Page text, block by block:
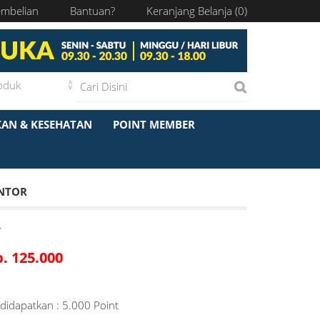
Bantuan? Keranjang Belanja (0)
& KESEHATAN POINT MEMBER
125.000
: 5.000 Point